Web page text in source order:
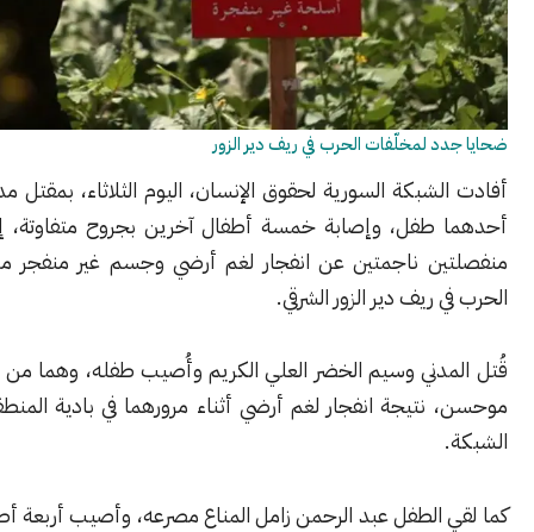
لمخلّفات الحرب في ريف دير الزور
السورية لحقوق الإنسان، اليوم الثلاثاء، بمقتل مدنيين اثنين،
وإصابة خمسة أطفال آخرين بجروح متفاوتة، إثر حادثتين
ناجمتين عن انفجار لغم أرضي وجسم غير منفجر من مخلّفات
ريف دير الزور الشرقي.
وسيم الخضر العلي الكريم وأُصيب طفله، وهما من أبناء مدينة
انفجار لغم أرضي أثناء مرورهما في بادية المنطقة، بحسب
عبد الرحمن زامل المناع مصرعه، وأصيب أربعة أطفال بجروح